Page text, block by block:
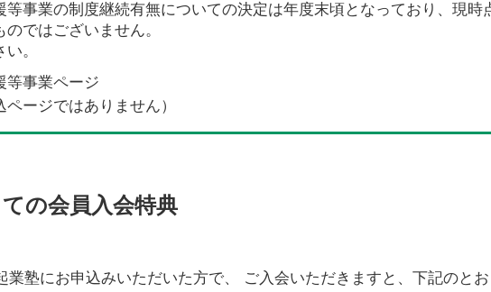
等事業の制度継続有無についての決定は年度末頃となっており、現時
ではございません。
。
等事業ページ
ページではありません）
の会員入会特典
業塾にお申込みいただいた方で、 ご入会いただきますと、下記のとお